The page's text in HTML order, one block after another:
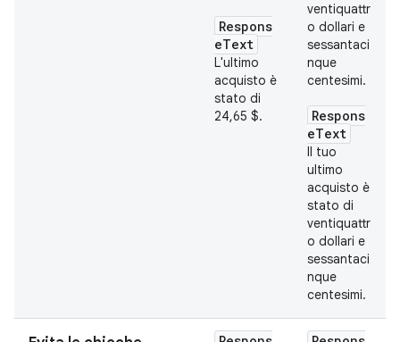
Respons
eText
L'ultimo
acquisto è
stato di
24,65 $.
ventiquattr
o dollari e
sessantaci
nque
centesimi.
Respons
eText
Il tuo
ultimo
acquisto è
stato di
ventiquattr
o dollari e
sessantaci
nque
centesimi.